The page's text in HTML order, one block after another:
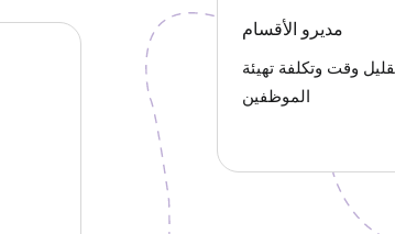
مديرو الأقسام
وقت وتكلفة تهيئة
الموظفين